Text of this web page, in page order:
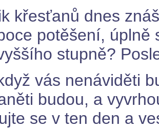
křesťanů dnes
potěšení,
stupně?
vás nenáviděti
budou, a
se v ten den a